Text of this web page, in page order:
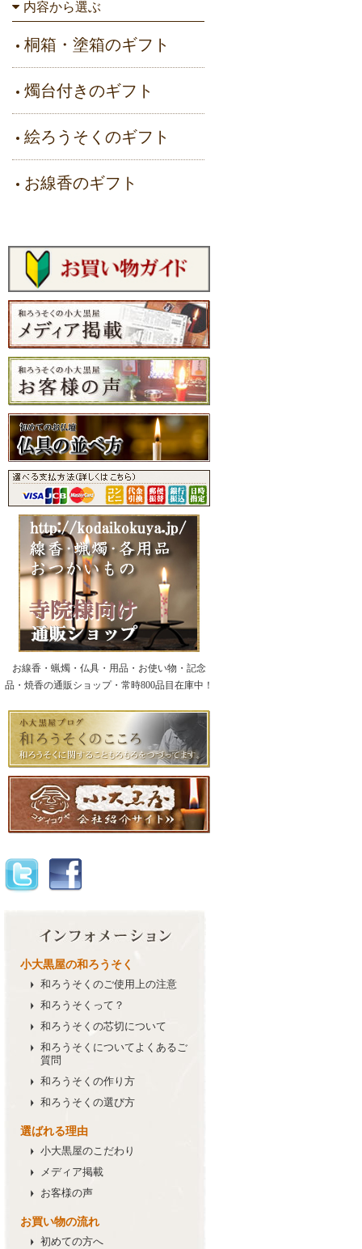
内容から選ぶ
桐箱・塗箱のギフト
燭台付きのギフト
絵ろうそくのギフト
お線香のギフト
お線香・蝋燭・仏具・用品・お使い物・記念
品・焼香の通販ショップ・常時800品目在庫中！
小大黒屋の和ろうそく
和ろうそく のご使用上の注意
和ろうそく って？
和ろうそく の芯切について
和ろうそく についてよくあるご
質問
和ろうそく の作り方
和ろうそく の選び方
選ばれる理由
小大黒屋のこだわり
メディア掲載
お客様の声
お買い物の流れ
初めての方へ